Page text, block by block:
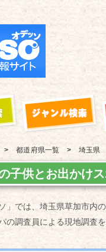
都道府県一覧 埼玉県
子供とお出かけ
」では、埼玉県草加市内
の調査員による現地調査